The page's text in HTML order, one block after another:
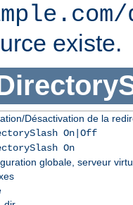
existe.
Désactivation de la
On|Off
On
globale, serveur